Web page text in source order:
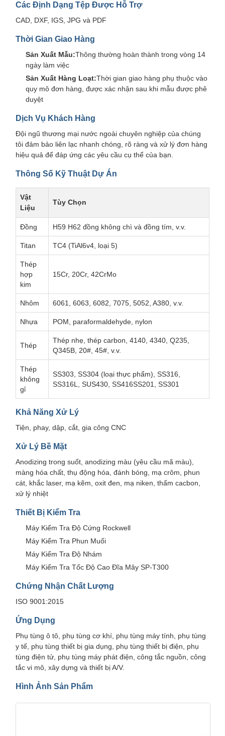
Các Định Dạng Tệp Được Hỗ Trợ
CAD, DXF, IGS, JPG và PDF
Thời Gian Giao Hàng
Sản Xuất Mẫu:Thông thường hoàn thành trong vòng 14
ngày làm việc
Sản Xuất Hàng Loạt:Thời gian giao hàng phụ thuộc vào
quy mô đơn hàng, được xác nhận sau khi mẫu được phê
duyệt
Dịch Vụ Khách Hàng
Đội ngũ thương mại nước ngoài chuyên nghiệp của chúng
tôi đảm bảo liên lạc nhanh chóng, rõ ràng và xử lý đơn hàng
hiệu quả để đáp ứng các yêu cầu cụ thể của bạn.
Thông Số Kỹ Thuật Dự Án
Vật
Liệu
Tùy Chọn
Đồng H59 H62 đồng không chì và đồng tím, v.v.
Titan TC4 (TiAl6v4, loại 5)
Thép
hợp
kim
15Cr, 20Cr, 42CrMo
Nhôm 6061, 6063, 6082, 7075, 5052, A380, v.v.
Nhựa POM, paraformaldehyde, nylon
Thép
Thép nhẹ, thép carbon, 4140, 4340, Q235,
Q345B, 20#, 45#, v.v.
Thép
không
gỉ
SS303, SS304 (loại thực phẩm), SS316,
SS316L, SUS430, SS416SS201, SS301
Khả Năng Xử Lý
Tiện, phay, dập, cắt, gia công CNC
Xử Lý Bề Mặt
Anodizing trong suốt, anodizing màu (yêu cầu mã màu),
màng hóa chất, thụ động hóa, đánh bóng, mạ crôm, phun
cát, khắc laser, mạ kẽm, oxit đen, mạ niken, thấm cacbon,
xử lý nhiệt
Thiết Bị Kiểm Tra
Máy Kiểm Tra Độ Cứng Rockwell
Máy Kiểm Tra Phun Muối
Máy Kiểm Tra Độ Nhám
Máy Kiểm Tra Tốc Độ Cao Đĩa Mây SP-T300
Chứng Nhận Chất Lượng
ISO 9001:2015
Ứng Dụng
Phụ tùng ô tô, phụ tùng cơ khí, phụ tùng máy tính, phụ tùng
y tế, phụ tùng thiết bị gia dụng, phụ tùng thiết bị điện, phụ
tùng điện tử, phụ tùng máy phát điện, công tắc nguồn, công
tắc vi mô, xây dựng và thiết bị A/V.
Hình Ảnh Sản Phẩm